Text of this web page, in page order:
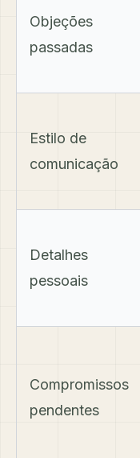
Objeções
passadas
Estilo de
comunicação
Detalhes
pessoais
Compromissos
pendentes